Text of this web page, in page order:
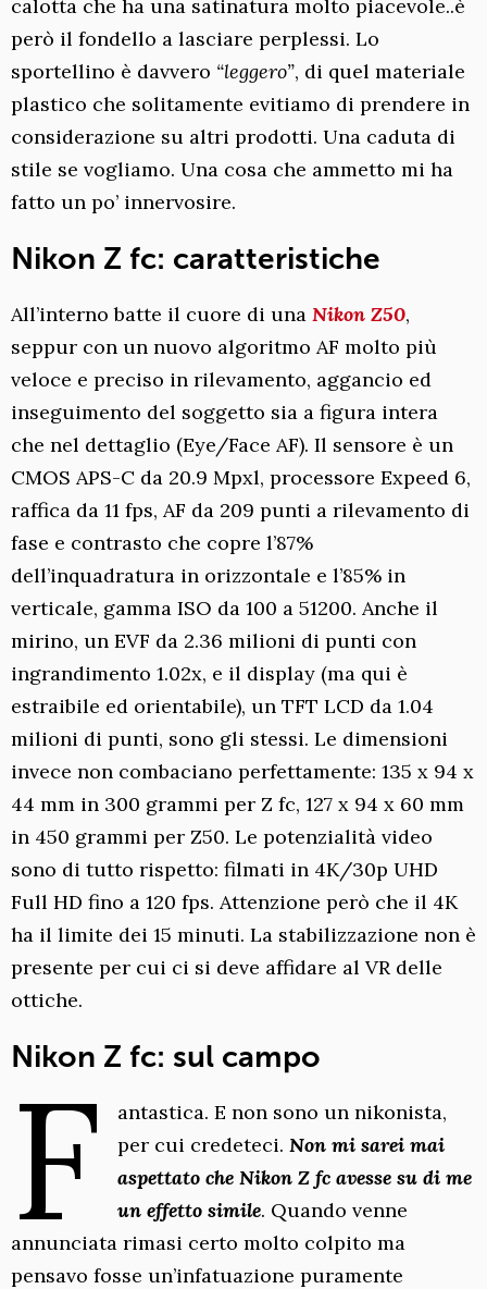
calotta che ha una satinatura molto piacevole..è
però il fondello a lasciare perplessi. Lo
sportellino è davvero “leggero”, di quel materiale
plastico che solitamente evitiamo di prendere in
considerazione su altri prodotti. Una caduta di
stile se vogliamo. Una cosa che ammetto mi ha
fatto un po’ innervosire.
Nikon Z fc: caratteristiche
All’interno batte il cuore di una Nikon Z50,
seppur con un nuovo algoritmo AF molto più
veloce e preciso in rilevamento, aggancio ed
inseguimento del soggetto sia a figura intera
che nel dettaglio (Eye/Face AF). Il sensore è un
CMOS APS-C da 20.9 Mpxl, processore Expeed 6,
raffica da 11 fps, AF da 209 punti a rilevamento di
fase e contrasto che copre l’87%
dell’inquadratura in orizzontale e l’85% in
verticale, gamma ISO da 100 a 51200. Anche il
mirino, un EVF da 2.36 milioni di punti con
ingrandimento 1.02x, e il display (ma qui è
estraibile ed orientabile), un TFT LCD da 1.04
milioni di punti, sono gli stessi. Le dimensioni
invece non combaciano perfettamente: 135 x 94 x
44 mm in 300 grammi per Z fc, 127 x 94 x 60 mm
in 450 grammi per Z50. Le potenzialità video
sono di tutto rispetto: filmati in 4K/30p UHD
Full HD fino a 120 fps. Attenzione però che il 4K
ha il limite dei 15 minuti. La stabilizzazione non è
presente per cui ci si deve affidare al VR delle
ottiche.
Nikon Z fc: sul campo
F
antastica. E non sono un nikonista,
per cui credeteci. Non mi sarei mai
aspettato che Nikon Z fc avesse su di me
un effetto simile. Quando venne
annunciata rimasi certo molto colpito ma
pensavo fosse un’infatuazione puramente